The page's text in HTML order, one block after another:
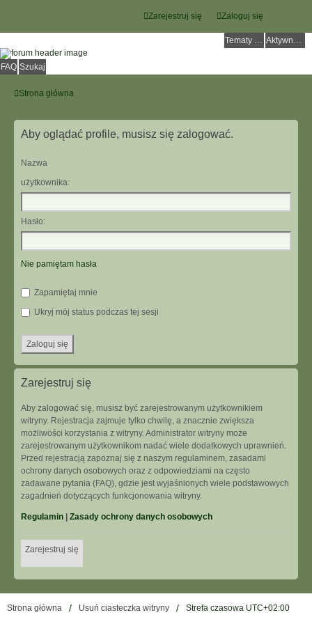
Zaloguj się
Zarejestruj się
Tematy bez odpowiedzi Aktywne tematy
FAQ Szukaj
Strona główna
Aby oglądać profile, musisz się zalogować.
Nazwa
użytkownika:
Hasło:
Nie pamiętam hasła
Zapamiętaj mnie
Ukryj mój status podczas tej sesji
Zarejestruj się
Aby zalogować się, musisz być zarejestrowanym użytkownikiem
witryny. Rejestracja zajmuje tylko chwilę, a znacznie zwiększa
możliwości korzystania z witryny. Administrator witryny może
zarejestrowanym użytkownikom nadać wiele dodatkowych uprawnień.
Przed rejestracją zapoznaj się z naszym regulaminem, zasadami
ochrony danych osobowych oraz z odpowiedziami na często
zadawane pytania (FAQ), gdzie jest wyjaśnionych wiele podstawowych
zagadnień dotyczących funkcjonowania witryny.
Regulamin Zasady ochrony danych osobowych
Zarejestruj się
Strona główna Usuń ciasteczka witryny Strefa czasowa UTC+02:00